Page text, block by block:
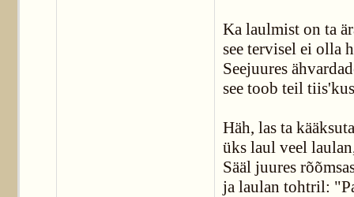
Ka laulmist on ta
see tervisel ei olla
Seejuures
see toob teil
Häh, las ta
üks laul veel
Sääl juures
ja laulan tohtril: